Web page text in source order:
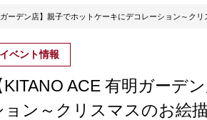
ガーデン店】親子でホットケーキにデコレーション～ク
イベント情報
KITANO ACE 有明ガーデ
ョン～クリスマスのお絵